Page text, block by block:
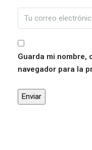
Guarda mi nombre,
navegador para la